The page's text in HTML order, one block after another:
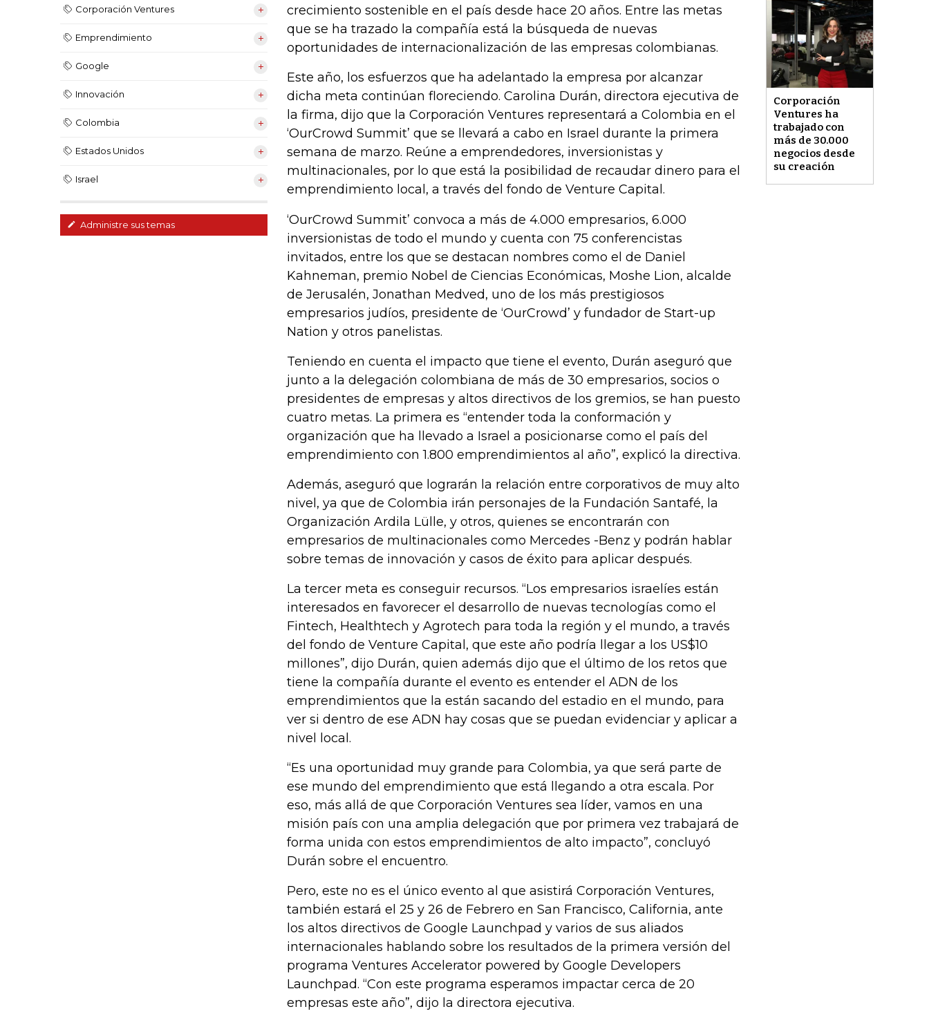
Corporación Ventures
Emprendimiento
Google
Innovación
Colombia
Estados Unidos
Israel
Administre sus temas
Corporación
Ventures ha
trabajado con
más de 30.000
negocios desde
su creación
crecimiento sostenible en el país desde hace 20 años. Entre las metas
que se ha trazado la compañía está la búsqueda de nuevas
oportunidades de internacionalización de las empresas colombianas.
Este año, los esfuerzos que ha adelantado la empresa por alcanzar
dicha meta continúan floreciendo. Carolina Durán, directora ejecutiva de
la firma, dijo que la Corporación Ventures representará a Colombia en el
‘OurCrowd Summit’ que se llevará a cabo en Israel durante la primera
semana de marzo. Reúne a emprendedores, inversionistas y
multinacionales, por lo que está la posibilidad de recaudar dinero para el
emprendimiento local, a través del fondo de Venture Capital.
‘OurCrowd Summit’ convoca a más de 4.000 empresarios, 6.000
inversionistas de todo el mundo y cuenta con 75 conferencistas
invitados, entre los que se destacan nombres como el de Daniel
Kahneman, premio Nobel de Ciencias Económicas, Moshe Lion, alcalde
de Jerusalén, Jonathan Medved, uno de los más prestigiosos
empresarios judíos, presidente de ‘OurCrowd’ y fundador de Start-up
Nation y otros panelistas.
Teniendo en cuenta el impacto que tiene el evento, Durán aseguró que
junto a la delegación colombiana de más de 30 empresarios, socios o
presidentes de empresas y altos directivos de los gremios, se han puesto
cuatro metas. La primera es “entender toda la conformación y
organización que ha llevado a Israel a posicionarse como el país del
emprendimiento con 1.800 emprendimientos al año”, explicó la directiva.
Además, aseguró que lograrán la relación entre corporativos de muy alto
nivel, ya que de Colombia irán personajes de la Fundación Santafé, la
Organización Ardila Lülle, y otros, quienes se encontrarán con
empresarios de multinacionales como Mercedes -Benz y podrán hablar
sobre temas de innovación y casos de éxito para aplicar después.
La tercer meta es conseguir recursos. “Los empresarios israelíes están
interesados en favorecer el desarrollo de nuevas tecnologías como el
Fintech, Healthtech y Agrotech para toda la región y el mundo, a través
del fondo de Venture Capital, que este año podría llegar a los US$10
millones”, dijo Durán, quien además dijo que el último de los retos que
tiene la compañía durante el evento es entender el ADN de los
emprendimientos que la están sacando del estadio en el mundo, para
ver si dentro de ese ADN hay cosas que se puedan evidenciar y aplicar a
nivel local.
“Es una oportunidad muy grande para Colombia, ya que será parte de
ese mundo del emprendimiento que está llegando a otra escala. Por
eso, más allá de que Corporación Ventures sea líder, vamos en una
misión país con una amplia delegación que por primera vez trabajará de
forma unida con estos emprendimientos de alto impacto”, concluyó
Durán sobre el encuentro.
Pero, este no es el único evento al que asistirá Corporación Ventures,
también estará el 25 y 26 de Febrero en San Francisco, California, ante
los altos directivos de Google Launchpad y varios de sus aliados
internacionales hablando sobre los resultados de la primera versión del
programa Ventures Accelerator powered by Google Developers
Launchpad. “Con este programa esperamos impactar cerca de 20
empresas este año”, dijo la directora ejecutiva.